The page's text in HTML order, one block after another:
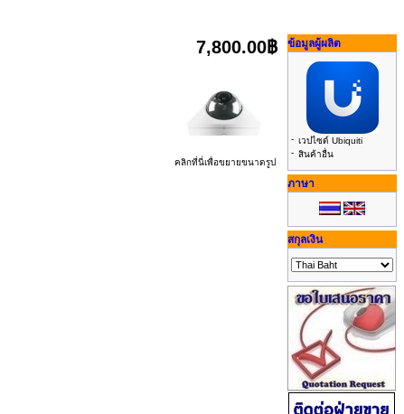
7,800.00฿
คลิกที่นี่เพื่อขยายขนาดรูป
ข้อมูลผู้ผลิต
- เวปไซด์ Ubiquiti
- สินค้าอื่น
ภาษา
สกุลเงิน